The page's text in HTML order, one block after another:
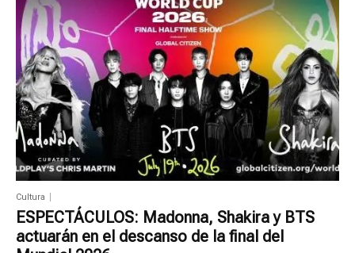
Cultura
ESPECTÁCULOS: Madonna, Shakira y BTS
actuarán en el descanso de la final del